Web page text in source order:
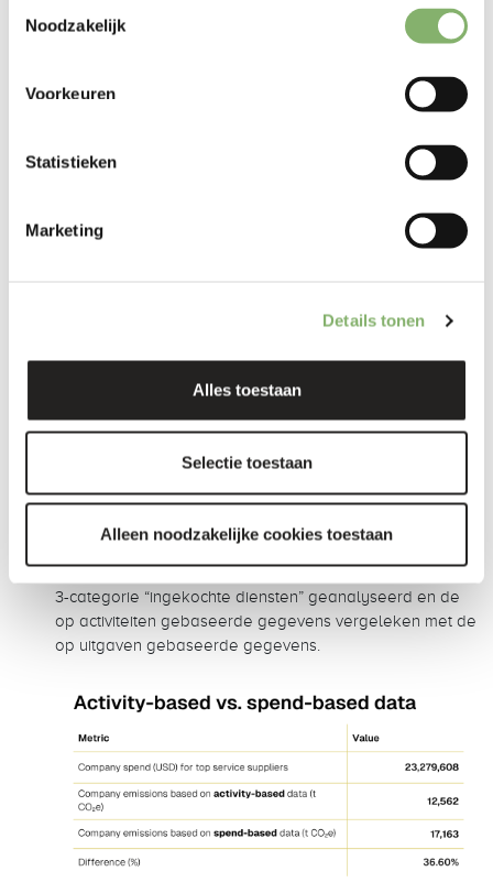
Noodzakelijk
Voorkeuren
Statistieken
Marketing
Details tonen
Alles toestaan
Selectie toestaan
Alleen noodzakelijke cookies toestaan
Het GHG-protocol ondersteunt beide methoden. De
uitgaven gebaseerde gegevens, gemiddelde gegevens,
leverancierspecifieke gegevens en hybride gegevens.
gegevens in de loop van de tijd te verbeteren door voor
materiële categorieën over te stappen van op uitgaven
consistentie zijn daarbij van cruciaal belang.
Case study: Ingekochte diensten
benadering voor de CO2-boekhouding van ingekochte
diensten vanwege een gebrek aan op activiteiten
methoden vergeleken voor een bedrijf in de
professionele dienstensector.
We hebben de belangrijkste dienstverleners in de scope
3-categorie “ingekochte diensten” geanalyseerd en de
op activiteiten gebaseerde gegevens vergeleken met de
op uitgaven gebaseerde gegevens.